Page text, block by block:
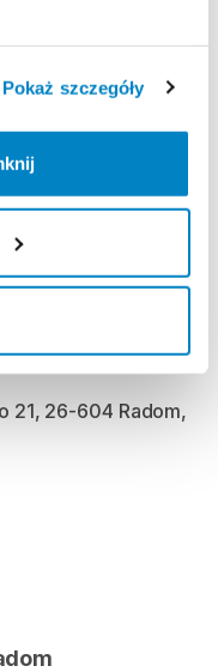
Pokaż szczegóły
w godzinach
21, 26-604 Radom,